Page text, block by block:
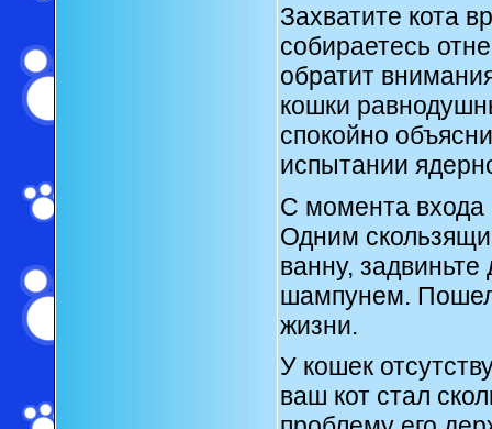
Захватите кота
собираетесь
обратит
кошки
спокойно
испытании
С момента входа
Одним
ванну,
шампунем.
жизни.
У кошек
ваш кот стал